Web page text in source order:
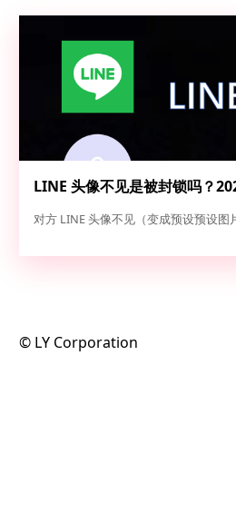
LINE 头像不见是被封锁吗？
对方 LINE 头像不见（变成预设预设图
©️ LY Corporation